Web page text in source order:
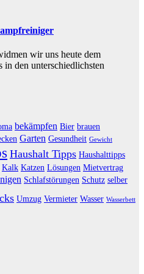
wir uns heute dem
in den unterschiedlichsten
bekämpfen Bier brauen
Garten Gesundheit Gewicht
Haushalt Tipps Haushalttipps
Kalk Katzen Lösungen Mietvertrag
Schlafstörungen Schutz selber
Umzug Vermieter Wasser Wasserbett